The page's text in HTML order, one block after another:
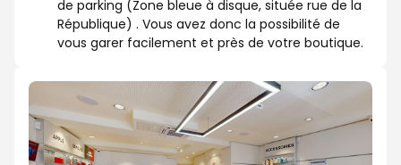
de parking (Zone bleue à disque, située rue de la
République) . Vous avez donc la possibilité de
vous garer facilement et près de votre boutique.